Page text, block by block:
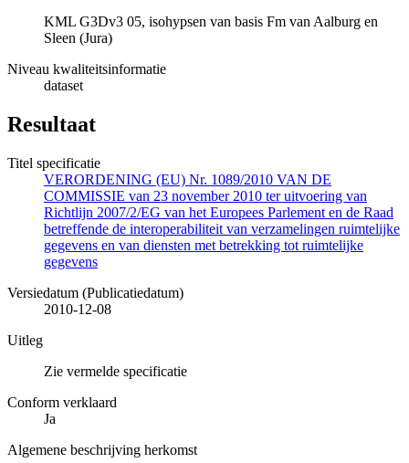
KML G3Dv3 05, isohypsen van basis Fm van Aalburg en
Sleen (Jura)
Niveau kwaliteitsinformatie
dataset
Resultaat
Titel specificatie
VERORDENING (EU) Nr. 1089/2010 VAN DE
COMMISSIE van 23 november 2010 ter uitvoering van
Richtlijn 2007/2/EG van het Europees Parlement en de Raad
betreffende de interoperabiliteit van verzamelingen ruimtelijke
gegevens en van diensten met betrekking tot ruimtelijke
gegevens
Versiedatum (Publicatiedatum)
2010-12-08
Uitleg
Zie vermelde specificatie
Conform verklaard
Ja
Algemene beschrijving herkomst